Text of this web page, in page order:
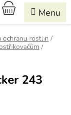
NÁKUPNÍ
KOŠÍK
ochranu rostlin /
/
243